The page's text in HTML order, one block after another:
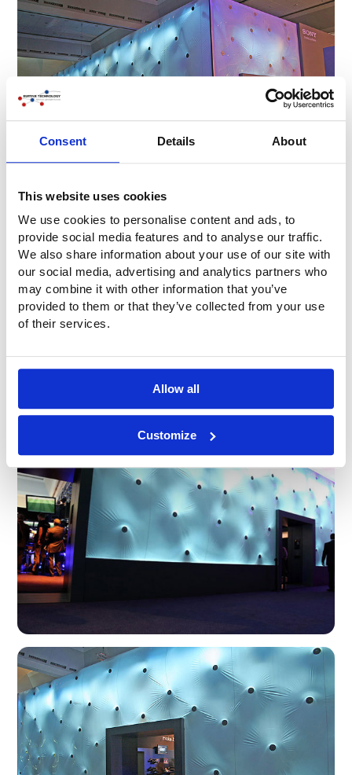
Consent Details About
This website uses cookies
We use cookies to personalise content and ads, to
provide social media features and to analyse our traffic.
We also share information about your use of our site with
our social media, advertising and analytics partners who
may combine it with other information that you’ve
provided to them or that they’ve collected from your use
of their services.
Allow all
Customize